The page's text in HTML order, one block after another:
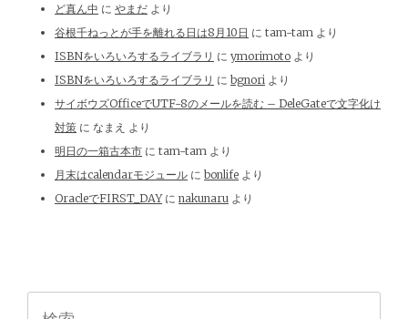
ど真ん中 に やまだ より
谷根千ねっとが手を離れる日は8月10日 に tam-tam より
ISBNをいろいろするライブラリ に ymorimoto より
ISBNをいろいろするライブラリ に bgnori より
サイボウズOfficeでUTF-8のメールを読む – DeleGateで文字化け
対策 に なまえ より
明日の一箱古本市 に tam-tam より
月末はcalendarモジュール に bonlife より
OracleでFIRST_DAYに nakunaru より